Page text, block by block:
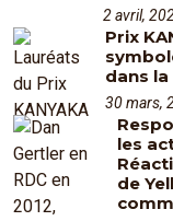
2 avril,
Prix
dans
30 mars,
les
de